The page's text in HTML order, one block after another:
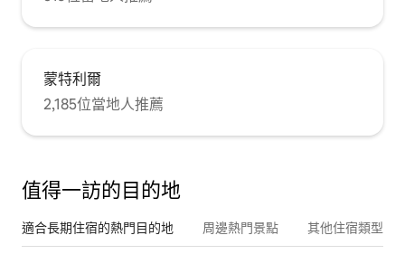
蒙特利爾
2,185位當地人推薦
值得一訪的目的地
適合長期住宿的熱門目的地 周邊熱門景點 其他住宿類型